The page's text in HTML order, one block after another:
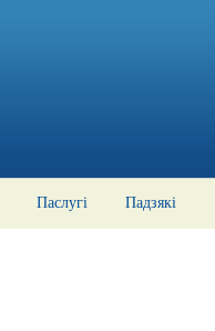
Паслугі Падзякі